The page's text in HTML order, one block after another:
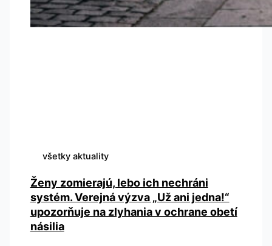
všetky aktuality
Ženy zomierajú, lebo ich nechráni
systém. Verejná výzva „Už ani jedna!“
upozorňuje na zlyhania v ochrane obetí
násilia